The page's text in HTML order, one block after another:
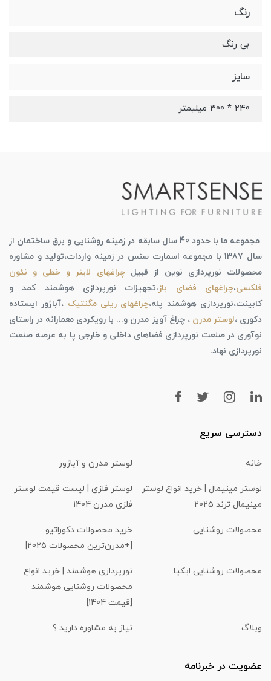
رنگ
بی رنگ
سایز
240 * 300 میلیمتر
مجموعه ما با حدود 40 سال سابقه در زمینه روشنایی و برق ساختمان از
سال 1387 با مجموعه اسمارت سنس در زمینه واردات،تولید و مشاوره
محصولات نورپردازی نوین از قبیلچراغهای لاینر و خطی و نئون
فلکسی،چراغهای فضای باز،تجهیزات نورپردازی هوشمند کمد و
کابینت،نورپردازی هوشمند پله،چراغهای ریلی مگنتیک ،آباژور ایستاده
دکوری ،لوستر مدرن ، چراغ آویز مدرن و... با رویکردی معمارانه در راستای
نوآوری در صنعت نورپردازی فضاهای داخلی و خارجی پا به عرصه صنعت
نورپردازی نهاد.
دسترسی سریع
خانه لوستر مدرن و آباژور
لوستر مینیمال | خرید انواع لوستر
مینیمال ترند 2025
لوستر فلزی | لیست قیمت لوستر
فلزی مدرن 1404
محصولات روشنایی
خرید محصولات دکوراتیو
[+مدرن‌ترین محصولات 2025]
محصولات روشنایی ایکیا
نورپردازی هوشمند | خرید انواع
محصولات روشنایی هوشمند
[قیمت 1404]
وبلاگ نیاز به مشاوره دارید ؟
عضویت در خبرنامه